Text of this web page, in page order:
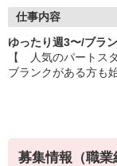
仕事内容
ゆったり週3〜/ブラ
【 人気のパートス
ブランクがある方も
■利用者さんが取り
など
募集情報（職業